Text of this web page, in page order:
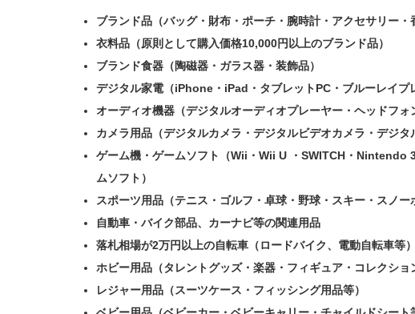
ブランド品（バッグ・財布・ポーチ・腕時計・アクセサリー・
衣料品（原則として購入価格10,000円以上のブランド品）
ブランド食器（陶磁器・ガラス器・装飾品）
デジタル家電（iPhone・iPad・タブレットPC・ブルーレイプ
オーディオ機器（デジタルオーディオプレーヤー・ヘッドフ
カメラ用品（デジタルカメラ・デジタルビデオカメラ・デジ
ゲーム機・ゲームソフト（Wii・Wii U ・SWITCH・Nintendo
ムソフト）
スポーツ用品（テニス・ゴルフ・卓球・野球・スキー・スノー
自動車・バイク部品、カーナビ等の関連用品
落札相場が2万円以上の自転車（ロードバイク、電動自転車等）
ホビー用品（タレントグッズ・楽器・フィギュア・コレクショ
レジャー用品（スーツケース・フィッシング用品等）